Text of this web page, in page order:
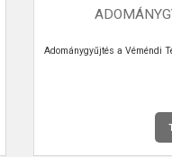
Adománygyűjtés a Véméndi